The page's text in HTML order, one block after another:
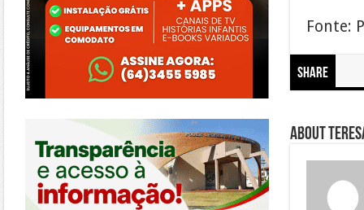
Fonte:
Share
About
https://morrinhos.go.leg.br/